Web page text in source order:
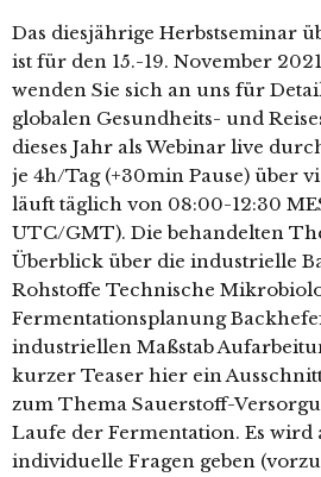
Das diesjährige Herbstseminar
ist für den 15.-19. November
wenden Sie sich an uns für
globalen Gesundheits- und
dieses Jahr als Webinar live
je 4h/Tag (+30min Pause) über
läuft täglich von 08:00-12:30
UTC/GMT). Die behandelten
Überblick über die industrielle
Rohstoffe Technische
Fermentationsplanung
industriellen Maßstab
kurzer Teaser hier ein
zum Thema Sauerstoff-
Laufe der Fermentation. Es
individuelle Fragen geben